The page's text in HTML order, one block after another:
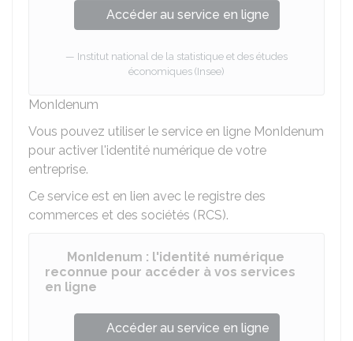
Accéder au service en ligne
Institut national de la statistique et des études
économiques (Insee)
MonIdenum
Vous pouvez utiliser le service en ligne MonIdenum
pour activer l'identité numérique de votre
entreprise.
Ce service est en lien avec le registre des
commerces et des sociétés (RCS).
MonIdenum : l'identité numérique
reconnue pour accéder à vos services
en ligne
Accéder au service en ligne